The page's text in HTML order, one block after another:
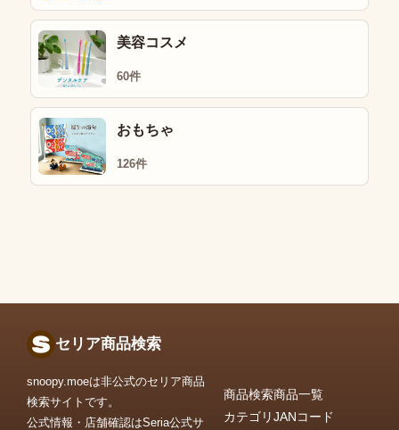
美容コスメ
60件
おもちゃ
126件
セリア商品検索
snoopy.moeは非公式のセリア商品
検索サイトです。
公式情報・店舗確認はSeria公式サ
商品検索商品一覧
カテゴリJANコード